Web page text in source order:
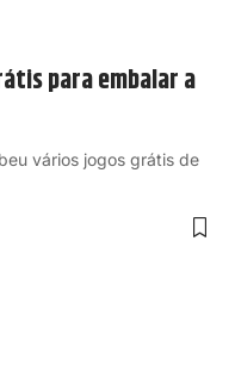
para embalar a
vários jogos grátis de